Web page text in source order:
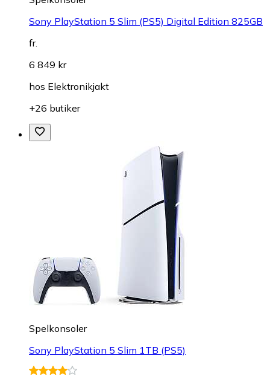
Sony PlayStation 5 Slim (PS5) Digital Edition 825GB
fr.
6 849 kr
hos Elektronikjakt
+26 butiker
Spelkonsoler
Sony PlayStation 5 Slim 1TB (PS5)